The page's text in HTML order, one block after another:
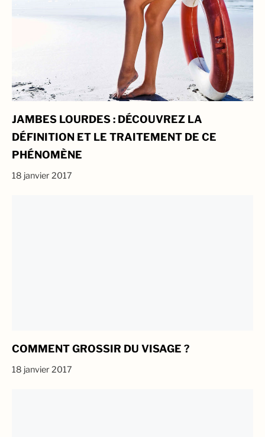
JAMBES LOURDES : DÉCOUVREZ LA
DÉFINITION ET LE TRAITEMENT DE CE
PHÉNOMÈNE
18 janvier 2017
COMMENT GROSSIR DU VISAGE ?
18 janvier 2017